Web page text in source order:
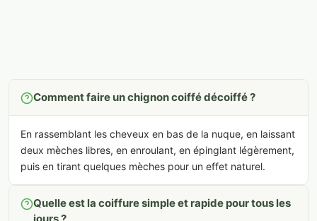
Comment faire un chignon coiffé décoiffé ?
En rassemblant les cheveux en bas de la nuque, en laissant
deux mèches libres, en enroulant, en épinglant légèrement,
puis en tirant quelques mèches pour un effet naturel.
Quelle est la coiffure simple et rapide pour tous les